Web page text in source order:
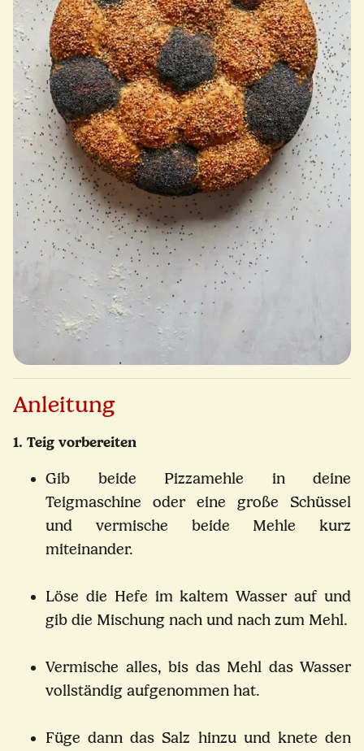
Anleitung
1. Teig vorbereiten
Gib beide Pizzamehle in deine
Teigmaschine oder eine große Schüssel
und vermische beide Mehle kurz
miteinander.
Löse die Hefe im kaltem Wasser auf und
gib die Mischung nach und nach zum Mehl.
Vermische alles, bis das Mehl das Wasser
vollständig aufgenommen hat.
Füge dann das Salz hinzu und knete den